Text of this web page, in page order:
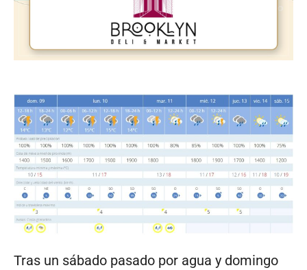
Tras un sábado pasado por agua y domingo